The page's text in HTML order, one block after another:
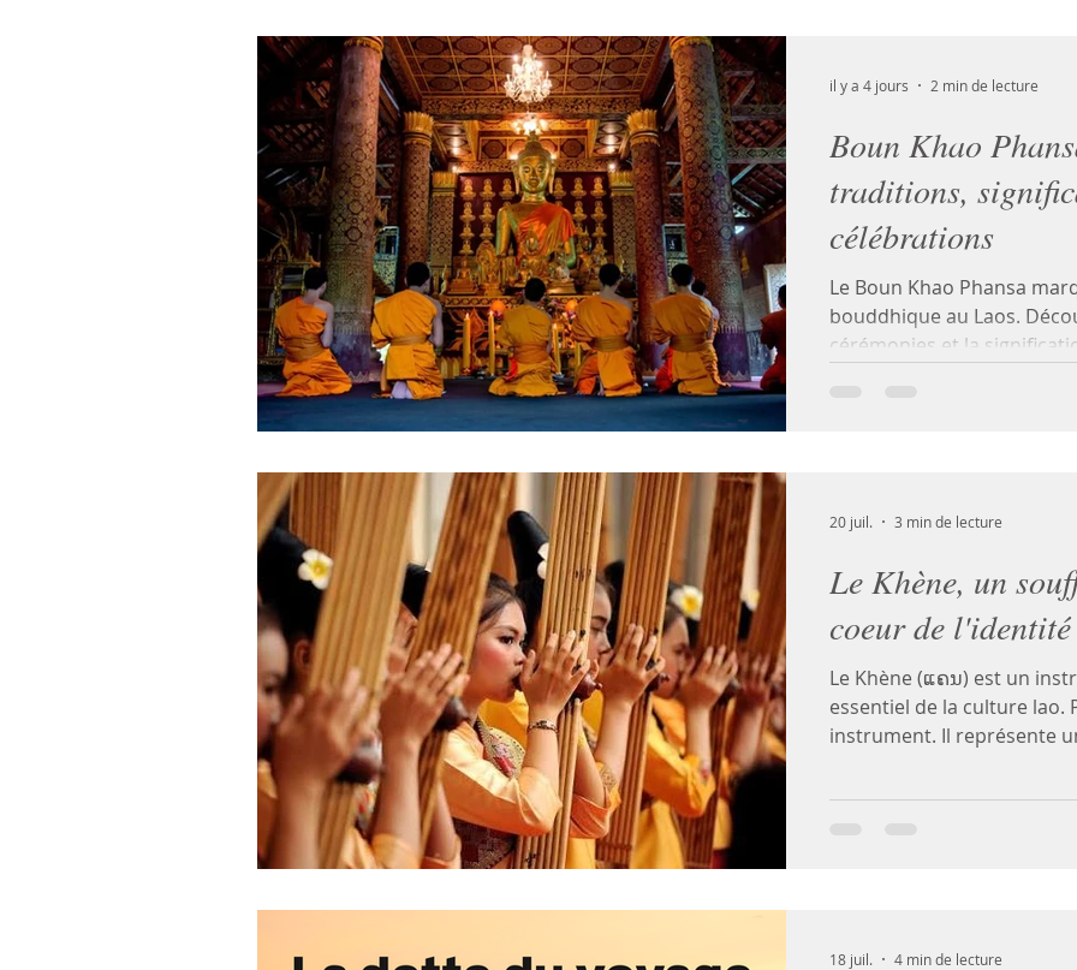
Boun Khao
traditions,
célébrations
Le Boun Khao Phansa
bouddhique au Laos.
cérémonies et la
il y a 4 jours 2 min de lecture
Le Khène, un
coeur de
Le Khène (ແຄນ) est un
essentiel de la culture lao.
instrument. Il représente
de génération en
20 juil. 3 min de lecture
18 juil. 4 min de lecture